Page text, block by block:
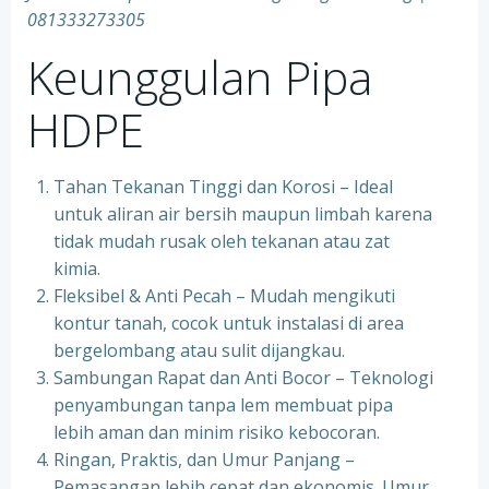
081333273305
Keunggulan Pipa
HDPE
Tahan Tekanan Tinggi dan Korosi – Ideal
untuk aliran air bersih maupun limbah karena
tidak mudah rusak oleh tekanan atau zat
kimia.
Fleksibel & Anti Pecah – Mudah mengikuti
kontur tanah, cocok untuk instalasi di area
bergelombang atau sulit dijangkau.
Sambungan Rapat dan Anti Bocor – Teknologi
penyambungan tanpa lem membuat pipa
lebih aman dan minim risiko kebocoran.
Ringan, Praktis, dan Umur Panjang –